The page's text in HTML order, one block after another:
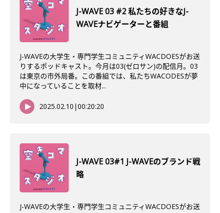
J-WAVE 03 #2 私たちの好きなJ-
WAVEナビゲーターと番組
J-WAVEの大学生・専門学生コミュニティWACDOESがお送
りするポッドキャスト。今月は03(ゼロサン)の配信月。03
は東京の市外局番。この番組では、私たちWACODESが夢
中になっていることを取材...
2025.02.10 |00:20:20
J-WAVE 03#1 J-WAVEのブランド戦
略
J-WAVEの大学生・専門学生コミュニティWACDOESがお送